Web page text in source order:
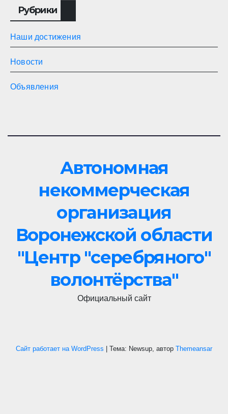
Рубрики
Наши достижения
Новости
Объявления
Автономная
некоммерческая
организация
Воронежской области
"Центр "cеребряного"
волонтёрства"
Официальный сайт
Сайт работает на WordPress Тема: Newsup, автор Themeansar